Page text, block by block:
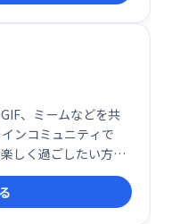
、ミームなどを共
ンコミュニティで
しく過ごしたい方、
方におすすめです。
し、世界中のユーザ